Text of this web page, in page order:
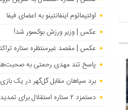
اولتیماتوم اینفانتینو به اعضای فیفا
عکس | وزیر ورزش بوکسور شد!
عکس | مقصد غیرمنتظره ستاره
پاسخ تند مهدی رحمتی به
برد سپاهان مقابل گل‌گهر در یک بازی
دستمزد ۲ ستاره استقلال برای تمدید مشخص شد